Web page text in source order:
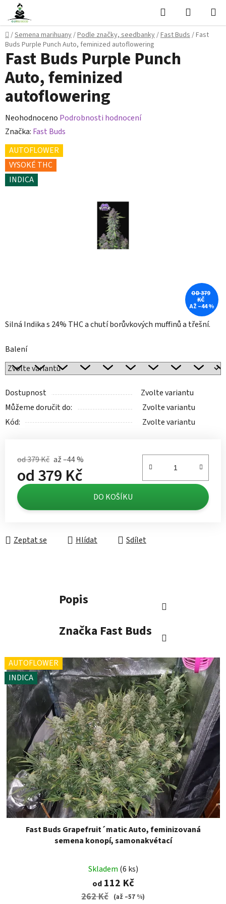
Přejít
obsah
Hledat
KOŠÍK
Domů
/Semena marihuany/Podle značky, seedbanky/Fast Buds/Fast
Buds Purple Punch Auto, feminized autoflowering
Silná Indika s 24% THC a chutí borůvkových muffinů a třešní.
Balení
Dostupnost
Zvolte variantu
Můžeme doručit do:
Zvolte variantu
Kód:
Zvolte variantu
od 379 Kč až –44 %
od379 Kč
Měrná cena: DO KOŠÍKU
Zeptat se Hlídat Sdílet
Fast Buds Purple Punch
Auto, feminized
autoflowering
Průměrné
hodnocení
produktu
je
0,0
z
Neohodnoceno Podrobnosti hodnocení
Značka: Fast Buds
AUTOFLOWER
VYSOKÉ THC
INDICA
OD 379
KČ
AŽ –44 %
Popis
Značka Fast Buds
AUTOFLOWER
INDICA
Fast Buds Grapefruit´matic Auto, feminizovaná
semena konopí, samonakvétací
Skladem (6 ks)
od112 Kč
262 Kč (až –57 %)